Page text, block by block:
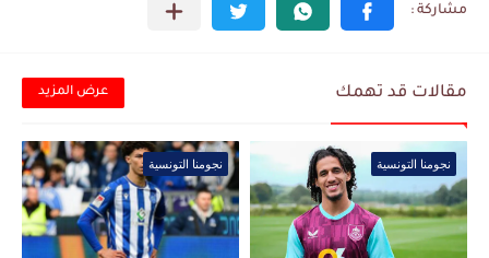
مقالات قد تهمك عرض المزيد
نجومنا التونسية نجومنا التونسية